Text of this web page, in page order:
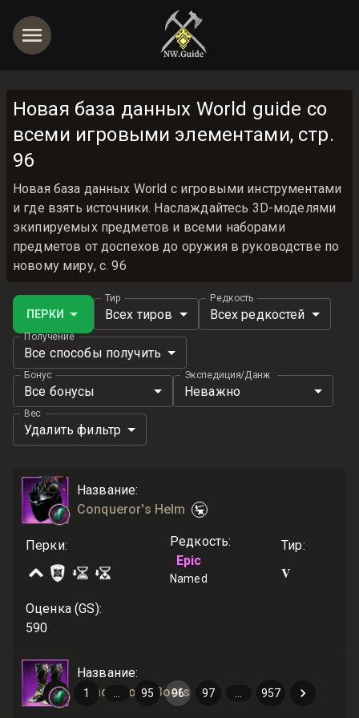
Новая база данных World guide со
всеми игровыми элементами, стр.
96
Новая база данных World с игровыми инструментами
и где взять источники. Наслаждайтесь 3D-моделями
экипируемых предметов и всеми наборами
предметов от доспехов до оружия в руководстве по
новому миру, с. 96
ПЕРКИ
Тир
Всех тиров
Редкость
Всех редкостей
Получение
Все способы получить
Бонус
Все бонусы
Экспедиция/Данж
Неважно
Вес
Удалить фильтр
Название:
Conqueror's Helm
Перки: Редкость:
Epic
Named
Тир:
V
Оценка (GS):
590
Название:
Conqueror's Boots
1 95 96 97 957